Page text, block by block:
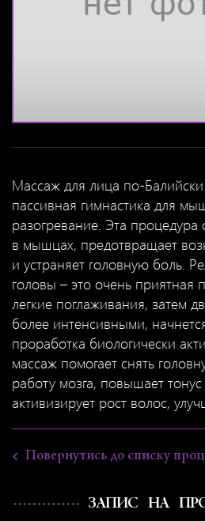
Массаж для лица по-
пассивная гимнастика для
разогревание. Эта
в мышцах, предотвращает
и устраняет головную боль.
головы – это очень приятная
легкие поглаживания, затем
более интенсивными,
проработка биологически
массаж помогает снять
работу мозга, повышает тонус
активизирует рост волос,
Повернутись до списку
ЗАПИС НА